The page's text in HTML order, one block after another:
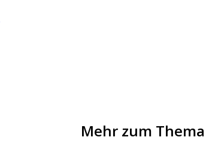
Mehr zum Thema